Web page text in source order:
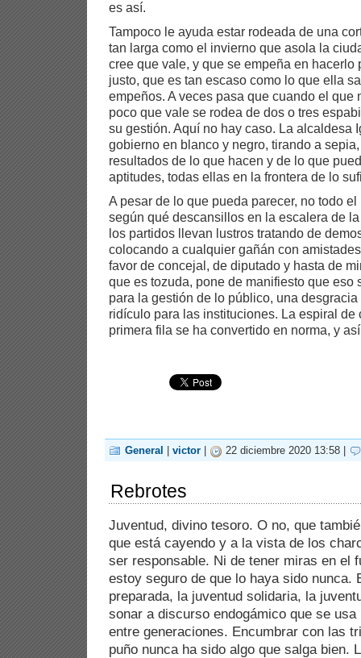
es así.
Tampoco le ayuda estar rodeada de una
tan larga como el invierno que asola la
cree que vale, y que se empeña en hacerlo
justo, que es tan escaso como lo que ella
empeños. A veces pasa que cuando el que
poco que vale se rodea de dos o tres
su gestión. Aquí no hay caso. La alcaldesa
gobierno en blanco y negro, tirando a
resultados de lo que hacen y de lo que
aptitudes, todas ellas en la frontera de lo
A pesar de lo que pueda parecer, no todo
según qué descansillos en la escalera de
los partidos llevan lustros tratando de
colocando a cualquier gañán con
favor de concejal, de diputado y hasta de
que es tozuda, pone de manifiesto que eso
para la gestión de lo público, una
ridículo para las instituciones. La espiral de
primera fila se ha convertido en norma, y
General victor 22 diciembre 2020 13:58 |
Rebrotes
Juventud, divino tesoro. O no, que
que está cayendo y a la vista de los
ser responsable. Ni de tener miras en el
estoy seguro de que lo haya sido nunca.
preparada, la juventud solidaria, la
sonar a discurso endogámico que se
entre generaciones. Encumbrar con las
puño nunca ha sido algo que salga bien.